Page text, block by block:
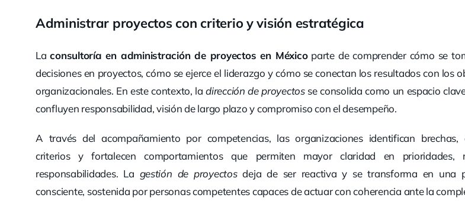
Administrar proyectos con criterio y visión estratégica
Laconsultoría en administración de proyectos en Méxicoparte de comprender cómo se
decisiones en proyectos, cómo se ejerce el liderazgo y cómo se conectan los resultados con los
organizacionales. En este contexto, ladirección de proyectosse consolida como un espacio
confluyen responsabilidad, visión de largo plazo y compromiso con el desempeño.
A través del acompañamiento por competencias, las organizaciones identifican brechas,
criterios y fortalecen comportamientos que permiten mayor claridad en prioridades,
responsabilidades. La gestión de proyectosdeja de ser reactiva y se transforma en una
consciente, sostenida por personas competentes capaces de actuar con coherencia ante la